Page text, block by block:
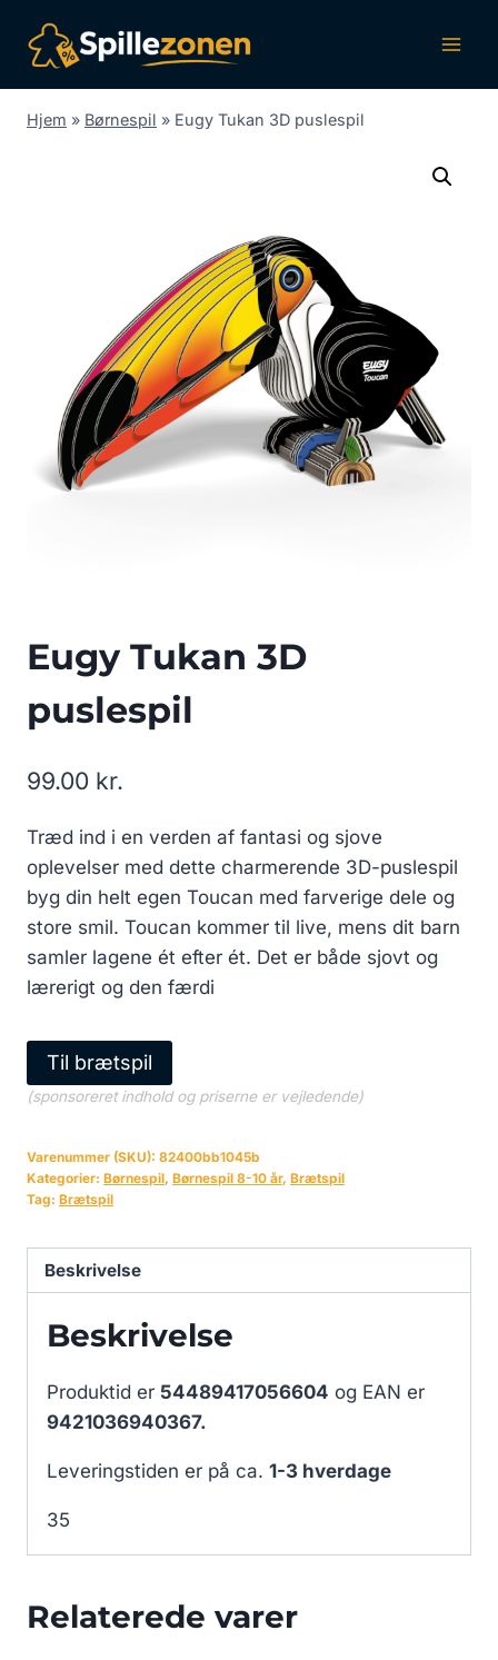
indhold
Hjem » Børnespil » Eugy Tukan 3D puslespil
Eugy Tukan 3D
puslespil
99.00 kr.
Træd ind i en verden af fantasi og sjove
oplevelser med dette charmerende 3D-puslespil
byg din helt egen Toucan med farverige dele og
store smil. Toucan kommer til live, mens dit barn
samler lagene ét efter ét. Det er både sjovt og
lærerigt og den færdi
Til brætspil
(sponsoreret indhold og priserne er vejledende)
Varenummer (SKU): 82400bb1045b
Kategorier: Børnespil, Børnespil 8-10 år, Brætspil
Tag: Brætspil
Beskrivelse
Beskrivelse
Produktid er 54489417056604 og EAN er
9421036940367.
Leveringstiden er på ca. 1-3 hverdage
35
Relaterede varer